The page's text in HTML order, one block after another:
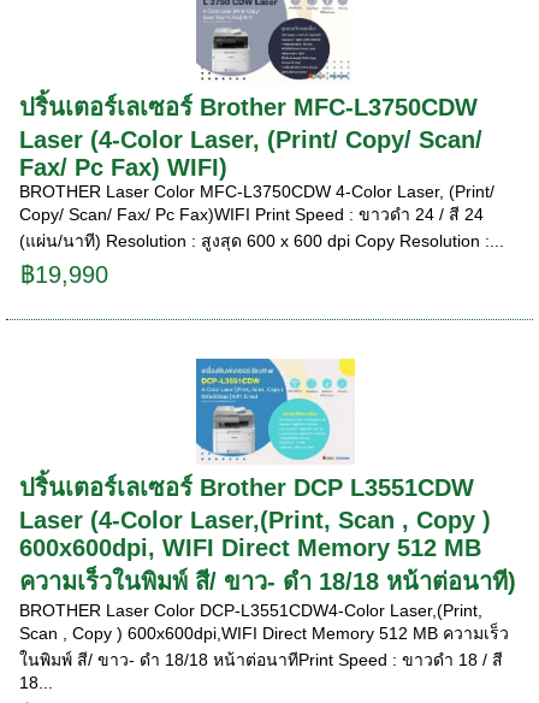
ปริ้นเตอร์เลเซอร์ Brother MFC-L3750CDW
Laser (4-Color Laser, (Print/ Copy/ Scan/
Fax/ Pc Fax) WIFI)
BROTHER Laser Color MFC-L3750CDW 4-Color Laser, (Print/
Copy/ Scan/ Fax/ Pc Fax)WIFI Print Speed : ขาวดำ 24 / สี 24
(แผ่น/นาที) Resolution : สูงสุด 600 x 600 dpi Copy Resolution :...
฿19,990
ปริ้นเตอร์เลเซอร์ Brother DCP L3551CDW
Laser (4-Color Laser,(Print, Scan , Copy )
600x600dpi, WIFI Direct Memory 512 MB
ความเร็วในพิมพ์ สี/ ขาว- ดำ 18/18 หน้าต่อนาที)
BROTHER Laser Color DCP-L3551CDW4-Color Laser,(Print,
Scan , Copy ) 600x600dpi,WIFI Direct Memory 512 MB ความเร็ว
ในพิมพ์ สี/ ขาว- ดำ 18/18 หน้าต่อนาทีPrint Speed : ขาวดำ 18 / สี
18...